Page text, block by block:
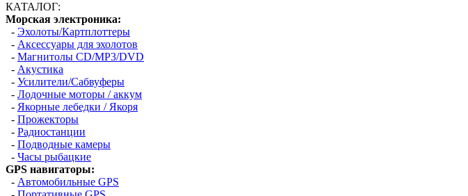
КАТАЛОГ:
Морская электроника:
- Эхолоты/Картплоттеры
- Аксессуары для эхолотов
- Магнитолы CD/MP3/DVD
- Акустика
- Усилители/Сабвуферы
- Лодочные моторы / аккум
- Якорные лебедки / Якоря
- Прожекторы
- Радиостанции
- Подводные камеры
- Часы рыбацкие
GPS навигаторы:
- Автомобильные GPS